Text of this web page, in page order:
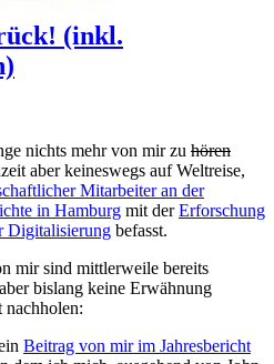
(inkl.
nichts mehr von mir zu hören
aber keineswegs auf Weltreise,
Mitarbeiter an der
in Hamburg mit derErforschung
Digitalisierung befasst.
mir sind mittlerweile bereits
bislang keine Erwähnung
nachholen:
Beitrag von mir im Jahresbericht